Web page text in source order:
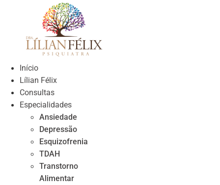
Início
Lílian Félix
Consultas
Especialidades
Ansiedade
Depressão
Esquizofrenia
TDAH
Transtorno
Alimentar